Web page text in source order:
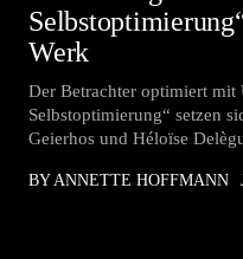
Werk
Der Betrachter optimiert mit
Selbstoptimierung“ setzen
Geierhos und Héloïse
BY ANNETTE HOFFMANN